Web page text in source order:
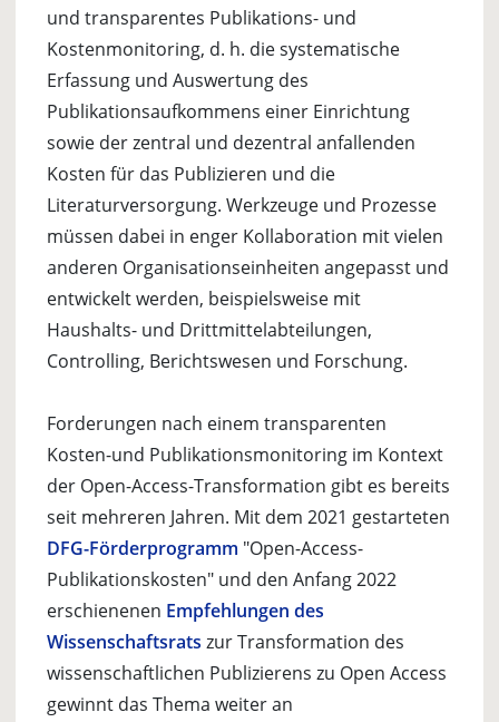
und transparentes Publikations- und
Kostenmonitoring, d. h. die systematische
Erfassung und Auswertung des
Publikationsaufkommens einer Einrichtung
sowie der zentral und dezentral anfallenden
Kosten für das Publizieren und die
Literaturversorgung. Werkzeuge und Prozesse
müssen dabei in enger Kollaboration mit vielen
anderen Organisationseinheiten angepasst und
entwickelt werden, beispielsweise mit
Haushalts- und Drittmittelabteilungen,
Controlling, Berichtswesen und Forschung.
Forderungen nach einem transparenten
Kosten-und Publikationsmonitoring im Kontext
der Open-Access-Transformation gibt es bereits
seit mehreren Jahren. Mit dem 2021 gestarteten
DFG-Förderprogramm "Open-Access-
Publikationskosten" und den Anfang 2022
erschienenen Empfehlungen des
Wissenschaftsrats zur Transformation des
wissenschaftlichen Publizierens zu Open Access
gewinnt das Thema weiter an